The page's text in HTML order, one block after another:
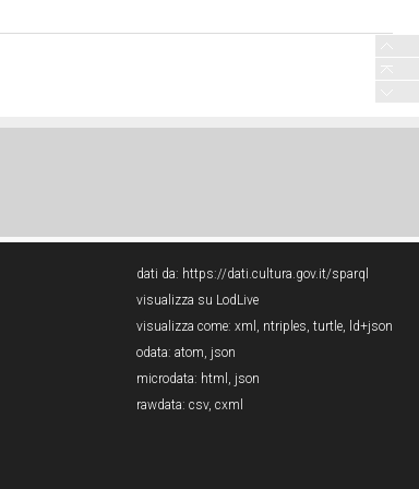
dati da: https://dati.cultura.gov.it/sparql
visualizza su LodLive
visualizza come: xml , ntriples, turtle, ld+json
odata: atom, json
microdata: html , json
rawdata: csv, cxml